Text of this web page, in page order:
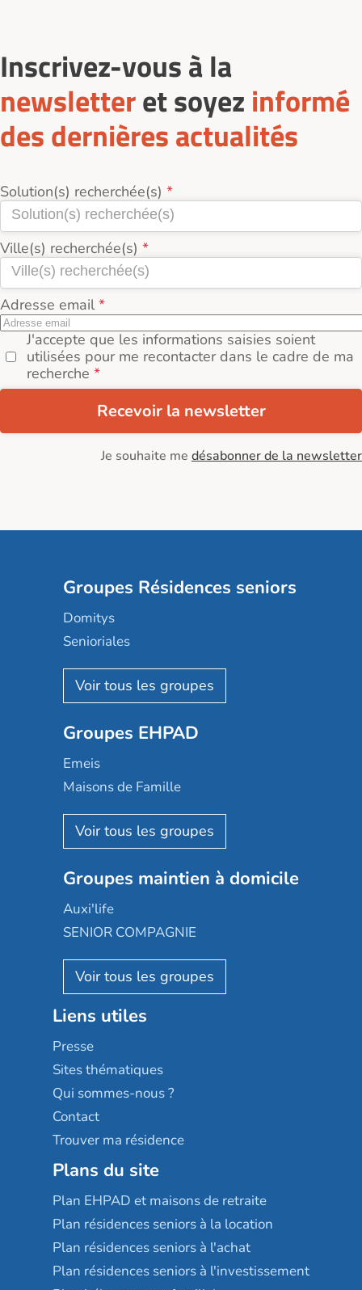
Inscrivez-vous à la
newsletteret soyez informé
des dernières actualités
Solution(s) recherchée(s)
Ville(s) recherchée(s)
Adresse email
J'accepte que les informations saisies soient
utilisées pour me recontacter dans le cadre de ma
recherche
Recevoir la newsletter
Je souhaite me désabonner de la newsletter
Groupes Résidences seniors
Domitys
Senioriales
Nohée
Les Résidentiels
Mobicap
Domusvi
Happy Senior
Aquarelia
Nexity edenea
Les jardins d'Arcadie
Occitalia
Appartseniors
Reseda
Stella management
Les villages d'or
Sérénys
Résidences services Villa Médicis
Groupes EHPAD
Emeis
Maisons de Famille
Korian
Emera
Groupe SOS
Le Noble Âge
Almage
Résidalya
Groupe aplus
Groupes maintien à domicile
Auxi'life
SENIOR COMPAGNIE
AGE D'OR Services
Liens utiles
Presse
Sites thématiques
Qui sommes-nous ?
Contact
Trouver ma résidence
Plans du site
Plan EHPAD et maisons de retraite
Plan résidences seniors à la location
Plan résidences seniors à l'achat
Plan résidences seniors à l'investissement